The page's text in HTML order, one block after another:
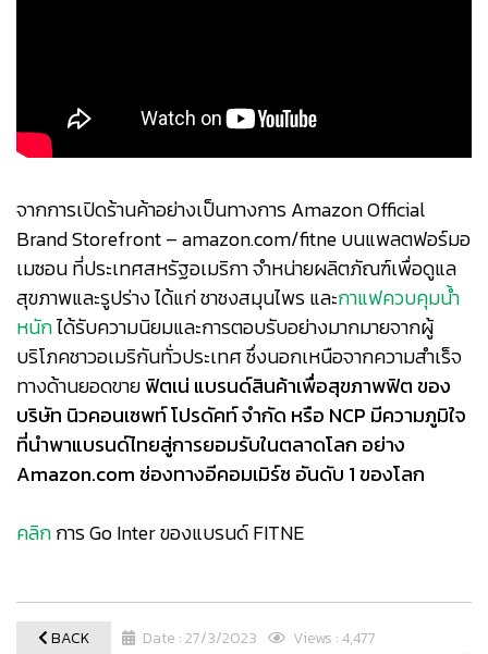
จากการเปิดร้านค้าอย่างเป็นทางการ Amazon Official
Brand Storefront – amazon.com/fitne บนแพลตฟอร์มอ
เมซอน ที่ประเทศสหรัฐอเมริกา จำหน่ายผลิตภัณฑ์เพื่อดูแล
สุขภาพและรูปร่าง ได้แก่ ชาชงสมุนไพร และกาแฟควบคุมน้ำ
หนักได้รับความนิยมและการตอบรับอย่างมากมายจากผู้
บริโภคชาวอเมริกันทั่วประเทศ ซึ่งนอกเหนือจากความสำเร็จ
ทางด้านยอดขายฟิตเน่ แบรนด์สินค้าเพื่อสุขภาพฟิต ของ
บริษัท นิวคอนเซพท์ โปรดัคท์ จำกัด หรือ NCP มีความภูมิใจ
ที่นำพาแบรนด์ไทยสู่การยอมรับในตลาดโลก อย่าง
Amazon.com ช่องทางอีคอมเมิร์ซ อันดับ 1 ของโลก
คลิกการ Go Inter ของแบรนด์ FITNE
BACK Date : 27/3/2023 Views : 4,477